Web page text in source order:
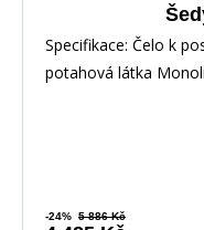
Specifikace: Čelo k
potahová látka
-24% 5 886 Kč